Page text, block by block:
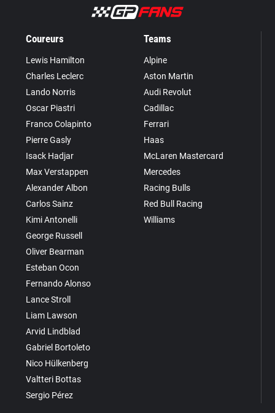
Coureurs
Lewis Hamilton
Charles Leclerc
Lando Norris
Oscar Piastri
Franco Colapinto
Pierre Gasly
Isack Hadjar
Max Verstappen
Alexander Albon
Carlos Sainz
Kimi Antonelli
George Russell
Oliver Bearman
Esteban Ocon
Fernando Alonso
Lance Stroll
Liam Lawson
Arvid Lindblad
Gabriel Bortoleto
Nico Hülkenberg
Valtteri Bottas
Sergio Pérez
Teams
Alpine
Aston Martin
Audi Revolut
Cadillac
Ferrari
Haas
McLaren Mastercard
Mercedes
Racing Bulls
Red Bull Racing
Williams